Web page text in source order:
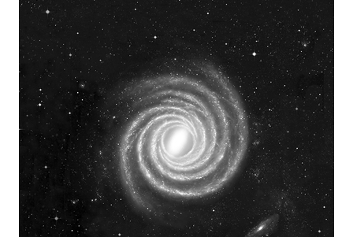
河南 湖北
广东 广西 海南 重庆
四川 贵州 云南 西藏
陕西 甘肃 青海 宁夏
新疆 内蒙古 黑龙江
多语种频道
English Español Français عربى